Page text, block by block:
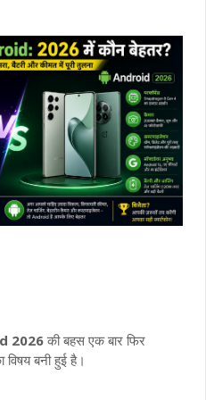
2026 की बहस एक बार फिर
विषय बनी हुई है।